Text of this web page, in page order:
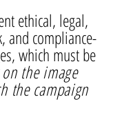
ethical, legal,
and compliance-
which must be
on the image
the campaign